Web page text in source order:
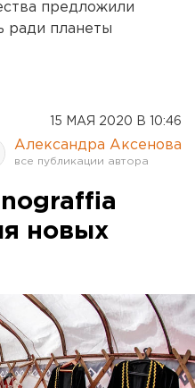
предложили
ради планеты
15 МАЯ 2020 В 10:46
Александра Аксенова
новых